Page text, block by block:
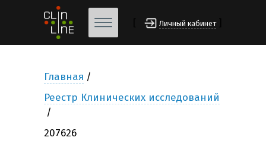
Личный кабинет
Главная
Реестр Клинических исследований
207626